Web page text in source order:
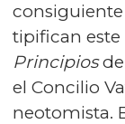
tipifican este
Principios
el Concilio
neotomista.